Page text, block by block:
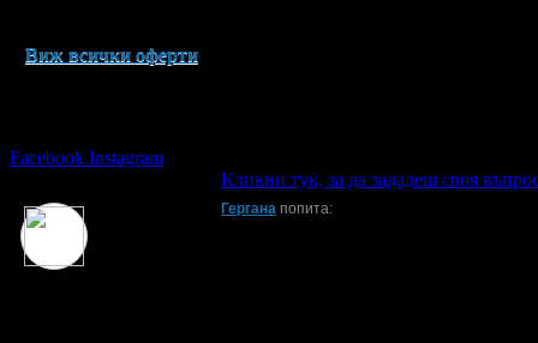
Виж всички оферти
Facebook Instagram
Въпроси и отговори
Кликни тук, за да зададеш своя
Гергана попита: